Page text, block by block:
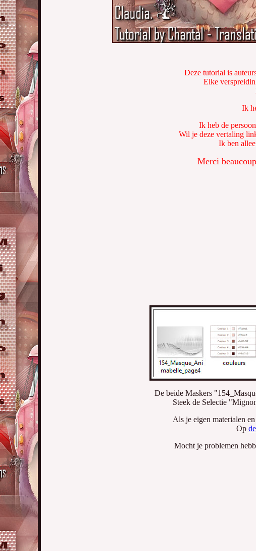
Deze tutorial is
Elke
Ik
Ik heb de
Wil je deze vertaling
Ik ben
Merci
De beide Maskers
Steek de Selectie
Als je eigen materialen
Op
Mocht je problemen